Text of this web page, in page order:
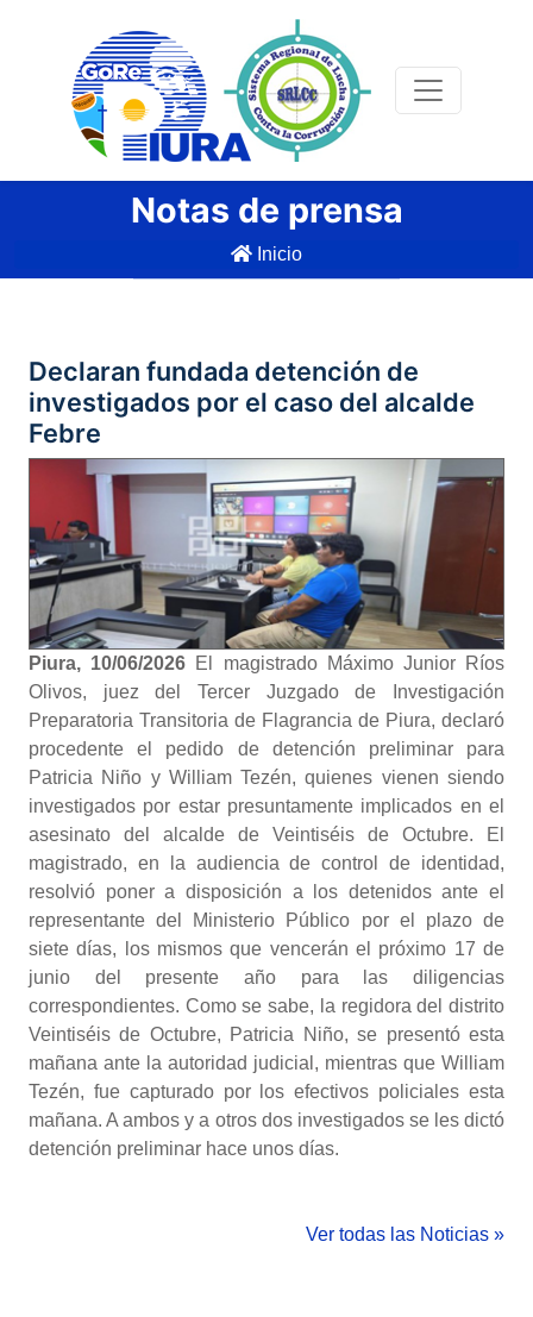
Notas de prensa
Inicio
Declaran fundada detención de
investigados por el caso del alcalde
Febre
Piura, 10/06/2026 El magistrado Máximo Junior Ríos
Olivos, juez del Tercer Juzgado de Investigación
Preparatoria Transitoria de Flagrancia de Piura, declaró
procedente el pedido de detención preliminar para
Patricia Niño y William Tezén, quienes vienen siendo
investigados por estar presuntamente implicados en el
asesinato del alcalde de Veintiséis de Octubre. El
magistrado, en la audiencia de control de identidad,
resolvió poner a disposición a los detenidos ante el
representante del Ministerio Público por el plazo de
siete días, los mismos que vencerán el próximo 17 de
junio del presente año para las diligencias
correspondientes. Como se sabe, la regidora del distrito
Veintiséis de Octubre, Patricia Niño, se presentó esta
mañana ante la autoridad judicial, mientras que William
Tezén, fue capturado por los efectivos policiales esta
mañana. A ambos y a otros dos investigados se les dictó
detención preliminar hace unos días.
Ver todas las Noticias »